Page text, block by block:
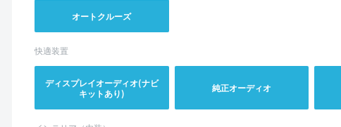
オートクルーズ
快適装置
ディスプレイオーディオ(ナビ
キットあり)
純正オーディオ